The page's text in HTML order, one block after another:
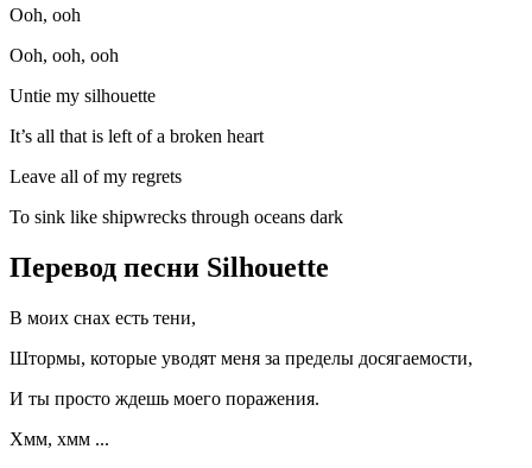
Ooh, ooh
Ooh, ooh, ooh
Untie my silhouette
It’s all that is left of a broken heart
Leave all of my regrets
To sink like shipwrecks through oceans dark
Перевод песни Silhouette
В моих снах есть тени,
Штормы, которые уводят меня за пределы досягаемости,
И ты просто ждешь моего поражения.
Хмм, хмм ...